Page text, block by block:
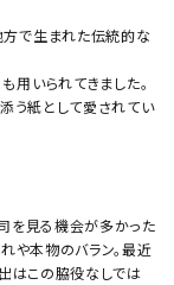
で生まれた伝統的な
用いられてきました。
う紙として愛されてい
を見る機会が多かった
や本物のバラン。最近
はこの脇役なしでは